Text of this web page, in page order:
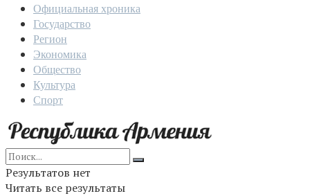
Официальная хроника
Государство
Регион
Экономика
Общество
Культура
Спорт
Результатов нет
Читать все результаты